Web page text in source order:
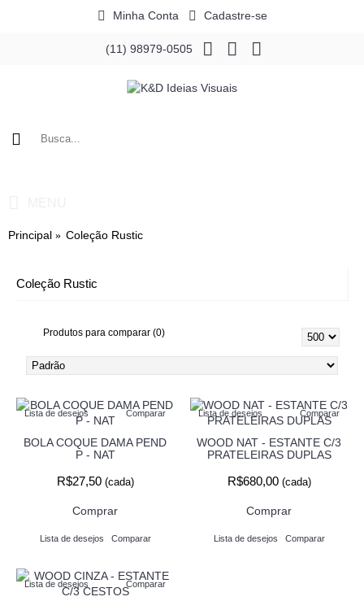
Minha Conta Cadastre-se
(11) 98979-0505
Principal Coleção Rustic
Coleção Rustic
Produtos para comparar (0)
Lista de desejos Comparar
BOLA COQUE DAMA PEND
P - NAT
R$27,50 (cada)
Comprar
Lista de desejos Comparar
Lista de desejos Comparar
WOOD NAT - ESTANTE C/3
PRATELEIRAS DUPLAS
R$680,00 (cada)
Comprar
Lista de desejos Comparar
Lista de desejos Comparar